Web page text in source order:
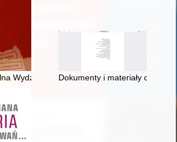
Wydziału II Biura Ewidencji Operacyjnej /
Dokumenty i materiały do